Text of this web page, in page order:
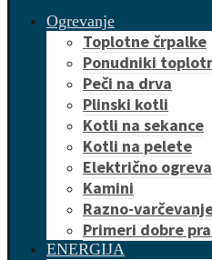
Ogrevanje
Toplotne črpalke
Ponudniki
Peči na drva
Plinski kotli
Kotli na sekance
Kotli na pelete
Električno
Kamini
Razno-
Primeri dobre
ENERGIJA